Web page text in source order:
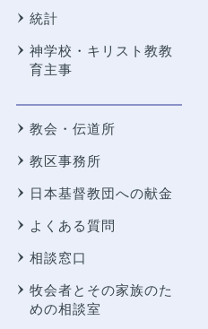
統計
神学校・キリスト教教
育主事
教会・伝道所
教区事務所
日本基督教団への献金
よくある質問
相談窓口
牧会者とその家族のた
めの相談室